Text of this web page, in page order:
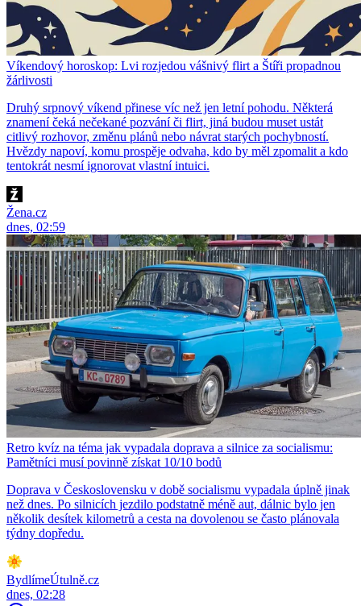
Víkendový horoskop: Lvi rozjedou vášnivý flirt a Štíři propadnou
žárlivosti
Druhý srpnový víkend přinese víc než jen letní pohodu. Některá
znamení čeká nečekané pozvání či flirt, jiná budou muset ustát
citlivý rozhovor, změnu plánů nebo návrat starých pochybností.
Hvězdy napoví, komu prospěje odvaha, kdo by měl zpomalit a kdo
tentokrát nesmí ignorovat vlastní intuici.
Žena.cz
dnes, 02:59
Retro kvíz na téma jak vypadala doprava a silnice za socialismu:
Pamětníci musí povinně získat 10/10 bodů
Doprava v Československu v době socialismu vypadala úplně jinak
než dnes. Po silnicích jezdilo podstatně méně aut, dálnic bylo jen
několik desítek kilometrů a cesta na dovolenou se často plánovala
týdny dopředu.
BydlímeÚtulně.cz
dnes, 02:28